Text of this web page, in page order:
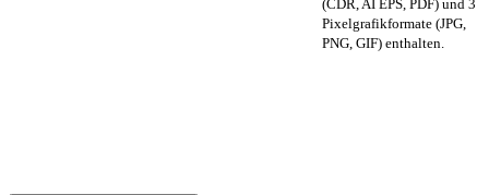
(CDR, AI EPS, PDF) und 3
Pixelgrafikformate (JPG,
PNG, GIF) enthalten.